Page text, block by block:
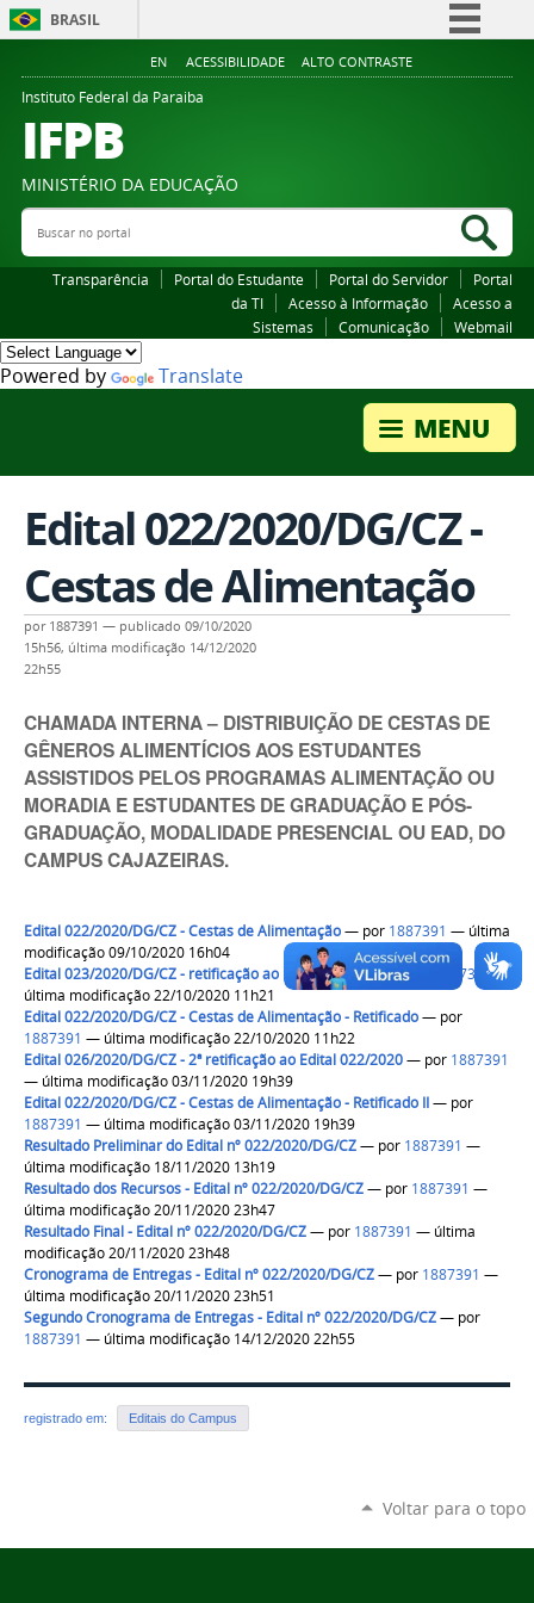
BRASIL
Simplifique!
Legislação
EN ACESSIBILIDADE ALTO CONTRASTE
Instituto Federal da Paraiba
IFPB
MINISTÉRIO DA EDUCAÇÃO
Buscar no portal
Transparência Portal do Estudante Portal do Servidor
Portal
da TI
Acesso à Informação
Acesso a
Sistemas
Comunicação Webmail
Powered by Translate
Edital 022/2020/DG/CZ -
Cestas de Alimentação
por 1887391 — publicado 09/10/2020
15h56, última modificação 14/12/2020
22h55
CHAMADA INTERNA – DISTRIBUIÇÃO DE CESTAS DE
GÊNEROS ALIMENTÍCIOS AOS ESTUDANTES
ASSISTIDOS PELOS PROGRAMAS ALIMENTAÇÃO OU
MORADIA E ESTUDANTES DE GRADUAÇÃO E PÓS-
GRADUAÇÃO, MODALIDADE PRESENCIAL OU EAD, DO
CAMPUS CAJAZEIRAS.
Edital 022/2020/DG/CZ - Cestas de Alimentação— por 1887391 — última
modificação 09/10/2020 16h04
Edital 023/2020/DG/CZ - retificação ao Edital 022/2020—por 1887391—
última modificação 22/10/2020 11h21
Edital 022/2020/DG/CZ - Cestas de Alimentação - Retificado— por
1887391 — última modificação 22/10/2020 11h22
Edital 026/2020/DG/CZ - 2ª retificação ao Edital 022/2020— por 1887391
— última modificação 03/11/2020 19h39
Edital 022/2020/DG/CZ - Cestas de Alimentação - Retificado II— por
1887391 — última modificação 03/11/2020 19h39
Resultado Preliminar do Edital nº 022/2020/DG/CZ— por 1887391 —
última modificação 18/11/2020 13h19
Resultado dos Recursos - Edital nº 022/2020/DG/CZ— por 1887391 —
última modificação 20/11/2020 23h47
Resultado Final - Edital nº 022/2020/DG/CZ— por 1887391 — última
modificação 20/11/2020 23h48
Cronograma de Entregas - Edital nº 022/2020/DG/CZ— por 1887391 —
última modificação 20/11/2020 23h51
Segundo Cronograma de Entregas - Edital nº 022/2020/DG/CZ— por
1887391 — última modificação 14/12/2020 22h55
registrado em: Editais do Campus
Voltar para o topo